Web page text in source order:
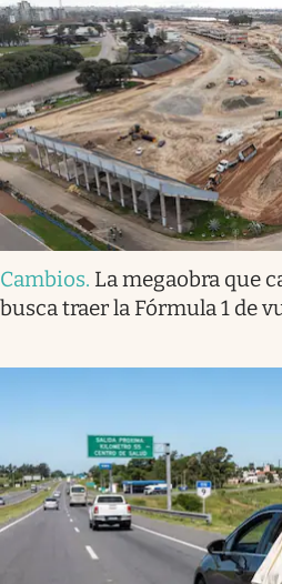
Cambios. La megaobra que
busca traer la Fórmula 1 de